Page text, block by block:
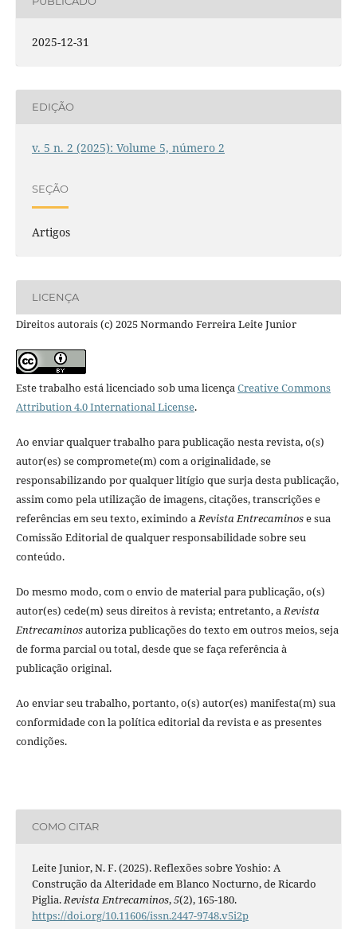
2025-12-31
EDIÇÃO
v. 5 n. 2 (2025): Volume 5, número 2
SEÇÃO
Artigos
LICENÇA
Direitos autorais (c) 2025 Normando Ferreira Leite Junior
Este trabalho está licenciado sob uma licençaCreative Commons
Attribution 4.0 International License.
Ao enviar qualquer trabalho para publicação nesta revista, o(s)
autor(es) se compromete(m) com a originalidade, se
responsabilizando por qualquer litígio que surja desta publicação,
assim como pela utilização de imagens, citações, transcrições e
referências em seu texto, eximindo aRevista Entrecaminose sua
Comissão Editorial de qualquer responsabilidade sobre seu
conteúdo.
Do mesmo modo, com o envio de material para publicação, o(s)
autor(es) cede(m) seus direitos à revista; entretanto, aRevista
Entrecaminosautoriza publicações do texto em outros meios, seja
de forma parcial ou total, desde que se faça referência à
publicação original.
Ao enviar seu trabalho, portanto, o(s) autor(es) manifesta(m) sua
conformidade con la política editorial da revista e as presentes
condições.
COMO CITAR
Leite Junior, N. F. (2025). Reflexões sobre Yoshio: A
Construção da Alteridade em Blanco Nocturno, de Ricardo
Piglia.Revista Entrecaminos,5(2), 165-180.
https://doi.org/10.11606/issn.2447-9748.v5i2p